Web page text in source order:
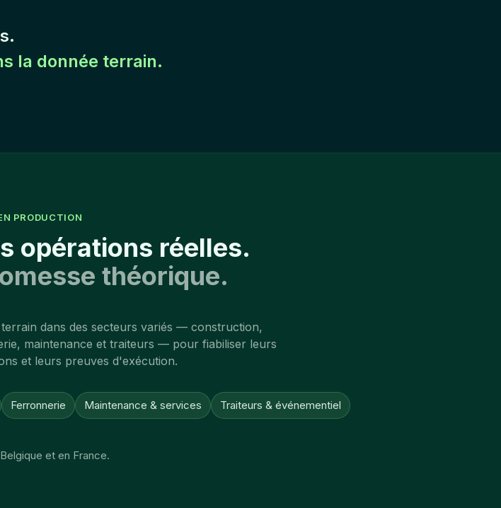
la donnée terrain.
PRODUCTION
opérations réelles.
théorique.
dans des secteurs variés — construction,
maintenance et traiteurs — pour fiabiliser leurs
et leurs preuves d'exécution.
Ferronnerie Maintenance & services Traiteurs & événementiel
et en France.